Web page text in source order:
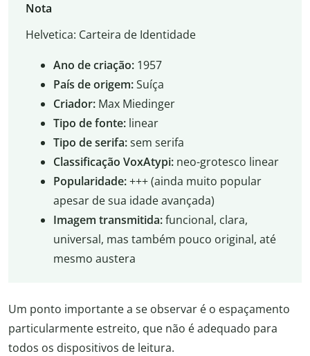
Nota
Helvetica: Carteira de Identidade
Ano de criação:1957
País de origem:Suíça
Criador:Max Miedinger
Tipo de fonte:linear
Tipo de serifa:sem serifa
Classificação VoxAtypi:neo-grotesco linear
Popularidade:+++ (ainda muito popular
apesar de sua idade avançada)
Imagem transmitida:funcional, clara,
universal, mas também pouco original, até
mesmo austera
Um ponto importante a se observar é o espaçamento
particularmente estreito, que não é adequado para
todos os dispositivos de leitura.